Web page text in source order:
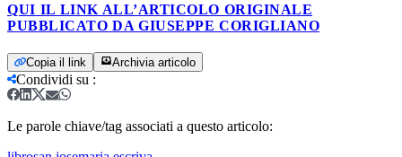
QUI IL LINK ALL’ARTICOLO ORIGINALE
PUBBLICATO DA GIUSEPPE CORIGLIANO
Copia il link Archivia articolo
Condividi su :
Le parole chiave/tag associati a questo articolo: